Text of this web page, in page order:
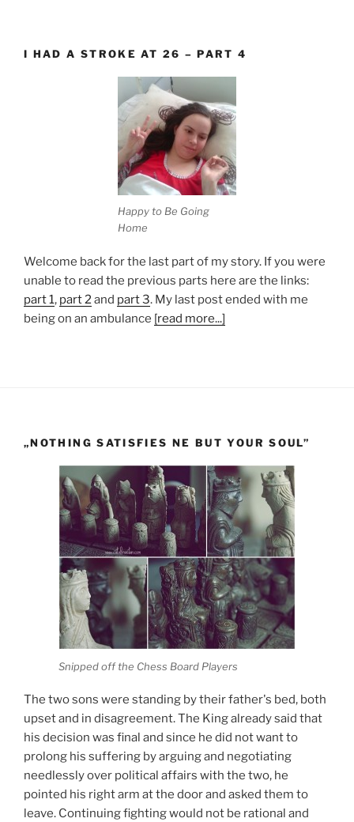
I HAD A STROKE AT 26 – PART 4
Happy to Be Going
Home
Welcome back for the last part of my story. If you were
unable to read the previous parts here are the links:
part 1, part 2and part 3. My last post ended with me
being on an ambulance [read more...]
„NOTHING SATISFIES NE BUT YOUR SOUL”
Snipped off the Chess Board Players
The two sons were standing by their father's bed, both
upset and in disagreement. The King already said that
his decision was final and since he did not want to
prolong his suffering by arguing and negotiating
needlessly over political affairs with the two, he
pointed his right arm at the door and asked them to
leave. Continuing fighting would not be rational and